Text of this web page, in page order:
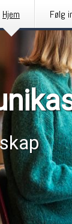
Hjem Følg